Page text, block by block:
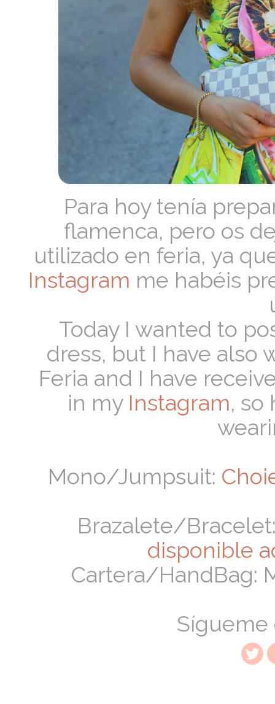
Para hoy tenía
flamenca, pero os
utilizado en feria, ya
Instagram me habéis
Today I wanted to
dress, but I have also
Feria and I have
in my Instagram, so
Mono/Jumpsuit:
Brazalete/
disponible
Cartera/HandBag: